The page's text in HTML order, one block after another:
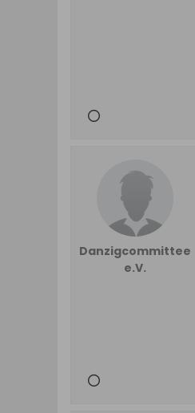
Danzigcommittee
e.V.